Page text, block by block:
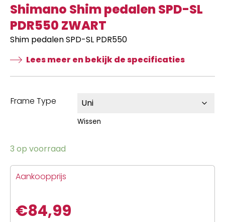
Shimano Shim pedalen SPD-SL
PDR550 ZWART
Shim pedalen SPD-SL PDR550
Lees meer en bekijk de specificaties
Frame Type
Wissen
3 op voorraad
Aankoopprijs
€84,99